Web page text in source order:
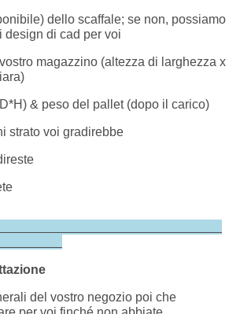
dello scaffale; se non, possiamo
design di cad per voi
magazzino (altezza di larghezza x
& peso del pallet (dopo il carico)
strato voi gradirebbe
del vostro negozio poi che